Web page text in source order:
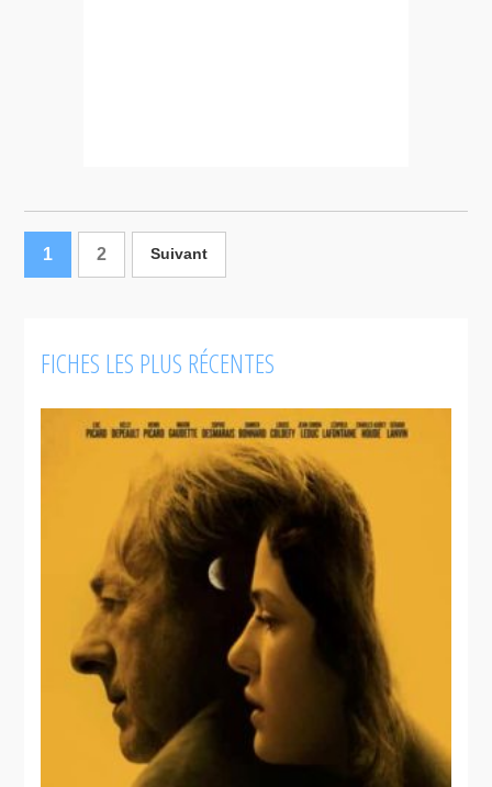
1 2 Suivant
FICHES LES PLUS RÉCENTES